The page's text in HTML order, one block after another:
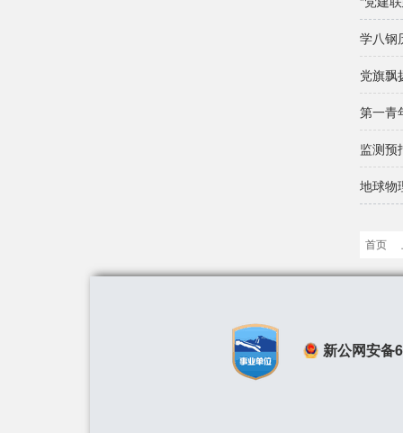
学八钢
第一青
地球物
首页
新公网安备